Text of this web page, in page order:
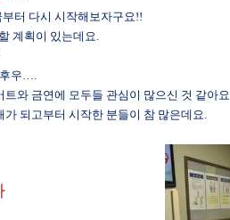
터 다시 시작해보자구요!!
계획이 있는데요.
우….
와 금연에 모두들 관심이 많으신 것 같아요
되고부터 시작한 분들이 참 많은데요.